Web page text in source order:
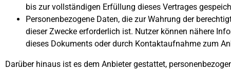
bis zur vollständigen Erfüllung dieses Vertrages
Personenbezogene Daten, die zur Wahrung der
dieser Zwecke erforderlich ist. Nutzer können nähere
dieses Dokuments oder durch Kontaktaufnahme zum
Darüber hinaus ist es dem Anbieter gestattet,